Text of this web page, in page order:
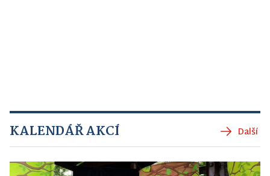
KALENDÁŘ AKCÍ Další